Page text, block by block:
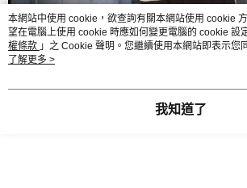
本網站中使用 cookie，欲查詢有關本網站使用 cookie
望在電腦上使用 cookie 時應如何變更電腦的 cookie 設
權條款 」之 Cookie 聲明。您繼續使用本網站即表示您
用條款之 Cookie 聲明使用 cookie。
了解更多 >
我知道了